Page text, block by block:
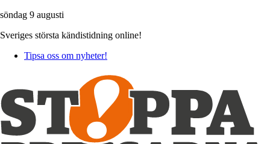
söndag 9 augusti
Sveriges största kändistidning online!
Tipsa oss om nyheter!